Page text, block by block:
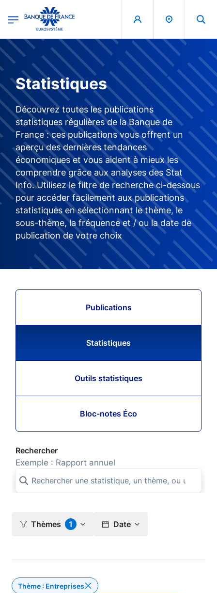
Banque de France - Menu Principal
Statistiques
Découvrez toutes les publications
statistiques régulières de la Banque de
France : ces publications vous offrent un
aperçu des dernières tendances
économiques et vous aident à mieux les
comprendre grâce aux analyses des Stat
Info. Utilisez le filtre de recherche ci-dessous
pour accéder facilement aux publications
statistiques en sélectionnant le thème, le
sous-thème, la fréquence et / ou la date de
publication de votre choix
Publications
Statistiques
Outils statistiques
Bloc-notes Éco
Rechercher
Exemple : Rapport annuel
Thèmes 1 Date
Thème : EntreprisesSupprimer le filtre Thème :